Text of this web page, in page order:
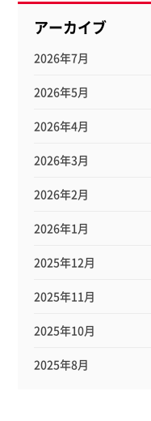
アーカイブ
2026年7月
2026年5月
2026年4月
2026年3月
2026年2月
2026年1月
2025年12月
2025年11月
2025年10月
2025年8月